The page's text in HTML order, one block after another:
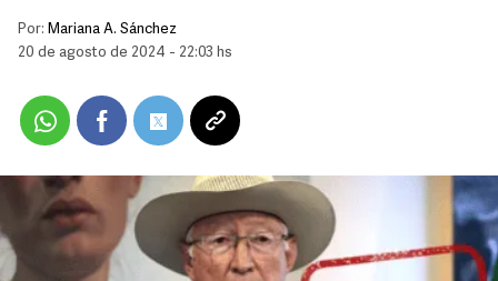
Por: Mariana A. Sánchez
20 de agosto de 2024 - 22:03 hs